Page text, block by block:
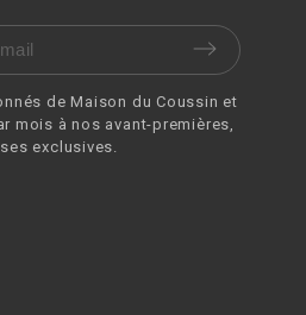
de Maison du Coussin et
mois à nos avant-premières,
exclusives.